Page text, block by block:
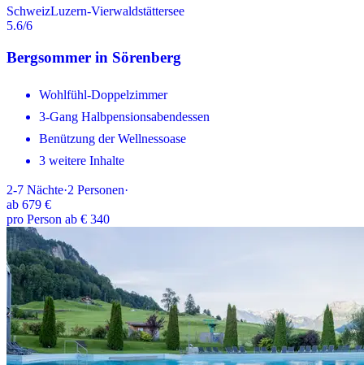
SchweizLuzern-Vierwaldstättersee
5.6/6
Bergsommer in Sörenberg
Wohlfühl-Doppelzimmer
3-Gang Halbpensionsabendessen
Benützung der Wellnessoase
3 weitere Inhalte
2-7 Nächte·2 Personen·
ab 679 €
pro Person ab € 340